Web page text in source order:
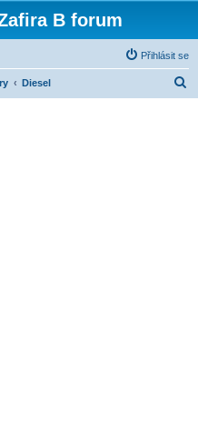
B forum
Přihlásit se
Diesel